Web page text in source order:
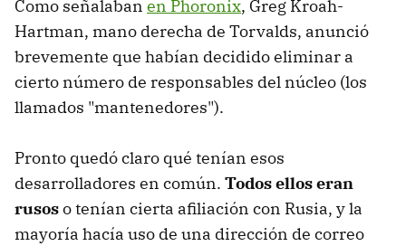
Como señalaban en Phoronix, Greg Kroah-
Hartman, mano derecha de Torvalds, anunció
brevemente que habían decidido eliminar a
cierto número de responsables del núcleo (los
llamados "mantenedores").
Pronto quedó claro qué tenían esos
desarrolladores en común. Todos ellos eran
rusoso tenían cierta afiliación con Rusia, y la
mayoría hacía uso de una dirección de correo